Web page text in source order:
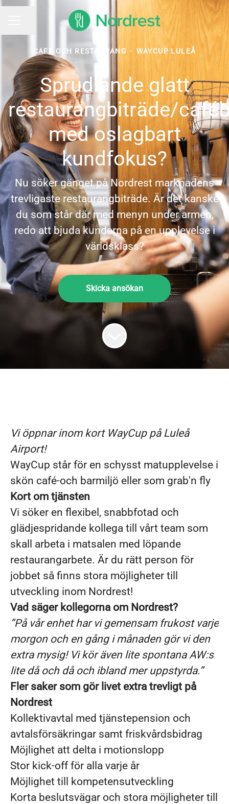
CAFÉ OCH RESTAURANG · WAYCUP LULEÅ
Sprudlande glatt
restaurangbiträde/
med oslagbart
kundfokus?
Nu söker gänget på Nordrest marknadens
trevligaste restaurangbiträde. Är det kanske
du som står där med menyn under armen,
redo att bjuda kunderna på en upplevelse i
världsklass?
Skicka ansökan
Vi öppnar inom kort WayCup på Luleå
Airport!
WayCup står för en schysst matupplevelse i
skön café-och barmiljö eller som grab'n fly
Kort om tjänsten
Vi söker en flexibel, snabbfotad och
glädjespridande kollega till vårt team som
skall arbeta i matsalen med löpande
restaurangarbete. Är du rätt person för
jobbet så finns stora möjligheter till
utveckling inom Nordrest!
Vad säger kollegorna om Nordrest?
”På vår enhet har vi gemensam frukost varje
morgon och en gång i månaden gör vi den
extra mysig! Vi kör även lite spontana AW:s
lite då och då och ibland mer uppstyrda.”
Fler saker som gör livet extra trevligt på
Nordrest
Kollektivavtal med tjänstepension och
avtalsförsäkringar samt friskvårdsbidrag
Möjlighet att delta i motionslopp
Stor kick-off för alla varje år
Möjlighet till kompetensutveckling
Korta beslutsvägar och stora möjligheter till